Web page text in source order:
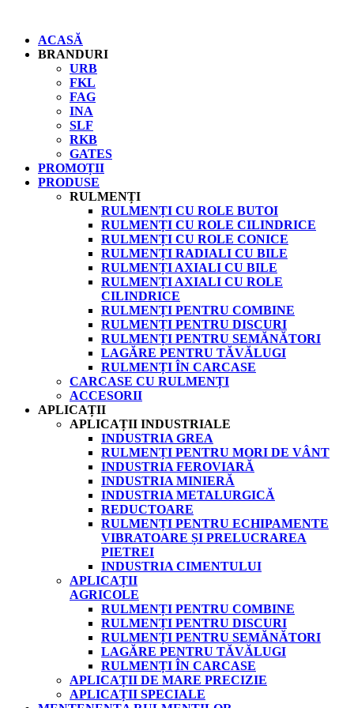
ACASĂ
BRANDURI
URB
FKL
FAG
INA
SLF
RKB
GATES
PROMOȚII
PRODUSE
RULMENȚI
RULMENȚI CU ROLE BUTOI
RULMENȚI CU ROLE CILINDRICE
RULMENȚI CU ROLE CONICE
RULMENȚI RADIALI CU BILE
RULMENȚI AXIALI CU BILE
RULMENȚI AXIALI CU ROLE
CILINDRICE
RULMENȚI PENTRU COMBINE
RULMENȚI PENTRU DISCURI
RULMENȚI PENTRU SEMĂNĂTORI
LAGĂRE PENTRU TĂVĂLUGI
RULMENȚI ÎN CARCASE
CARCASE CU RULMENȚI
ACCESORII
APLICAȚII
APLICAȚII INDUSTRIALE
INDUSTRIA GREA
RULMENȚI PENTRU MORI DE VÂNT
INDUSTRIA FEROVIARĂ
INDUSTRIA MINIERĂ
INDUSTRIA METALURGICĂ
REDUCTOARE
RULMENȚI PENTRU ECHIPAMENTE
VIBRATOARE ȘI PRELUCRAREA
PIETREI
INDUSTRIA CIMENTULUI
APLICAȚII
AGRICOLE
RULMENȚI PENTRU COMBINE
RULMENȚI PENTRU DISCURI
RULMENȚI PENTRU SEMĂNĂTORI
LAGĂRE PENTRU TĂVĂLUGI
RULMENȚI ÎN CARCASE
APLICAȚII DE MARE PRECIZIE
APLICAȚII SPECIALE